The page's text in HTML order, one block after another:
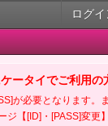
ログイ
ータイでご利用の
が必要となります。
ジ【[ID]・[PASS]変更